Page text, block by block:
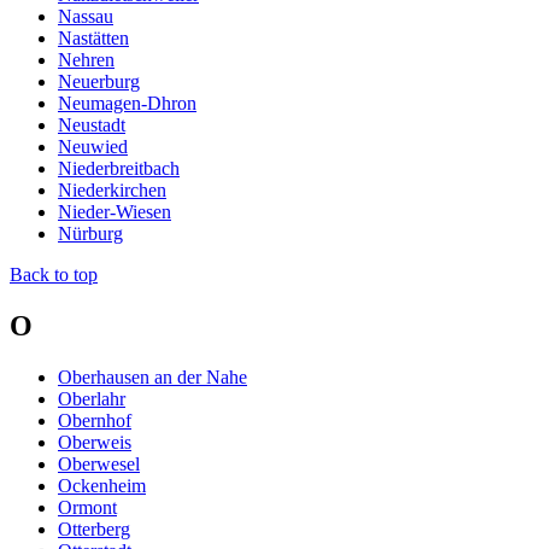
Nassau
Nastätten
Nehren
Neuerburg
Neumagen-Dhron
Neustadt
Neuwied
Niederbreitbach
Niederkirchen
Nieder-Wiesen
Nürburg
Back to top
O
Oberhausen an der Nahe
Oberlahr
Obernhof
Oberweis
Oberwesel
Ockenheim
Ormont
Otterberg